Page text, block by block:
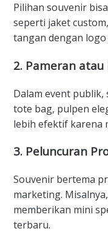
Pilihan souvenir
seperti jaket
tangan dengan
2. Pameran atau
Dalam event
tote bag, pulpen
lebih efektif karena
3. Peluncuran
Souvenir bertema
marketing.
memberikan mini
terbaru.